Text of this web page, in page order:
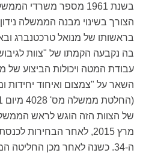
הצורך בשינוי מבנה הממשלה
בראשותו של מנואל טרכטנברג
בה נקבעה הקמתו של "צוות
עבודת המטה ויכולות הביצוע של
השאר על "צמצום ואיחוד
של הצוות הזה הוגש לראש
ה-34. כשנה לאחר מכן החליטה